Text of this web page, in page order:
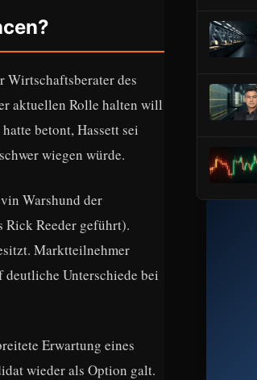
Wirtschaftsberater des
aktuellen Rolle halten will
betont, Hassett sei
wiegen würde.
Warshund der
Reeder geführt).
Marktteilnehmer
Unterschiede bei
Erwartung eines
wieder als Option galt.